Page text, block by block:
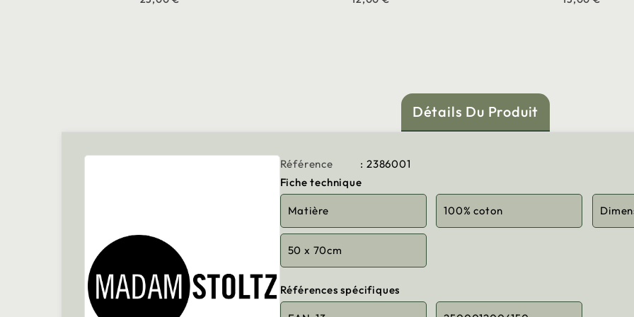
Détails Du Produit
Référence
: 2386001
Fiche technique
Matière 100% coton
50 x 70cm
Références spécifiques